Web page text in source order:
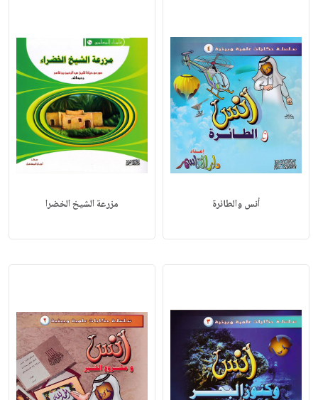
أنس والطائرة مزرعة الشيخ الخضرا